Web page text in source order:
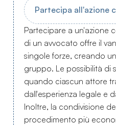
Partecipa all'azione
Partecipare a un'azione
di un avvocato offre il
singole forze, creando
gruppo. Le possibilità di
quando ciascun attore
dall'esperienza legale e
Inoltre, la condivisione
procedimento più